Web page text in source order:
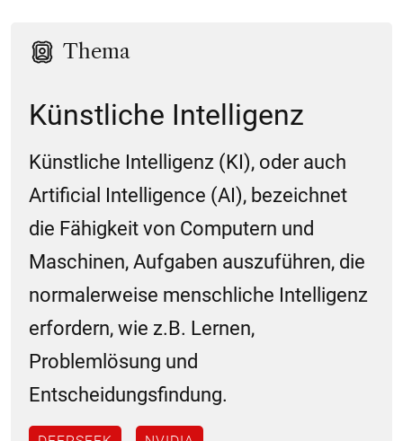
Thema
Künstliche Intelligenz
Künstliche Intelligenz (KI), oder auch
Artificial Intelligence (AI), bezeichnet
die Fähigkeit von Computern und
Maschinen, Aufgaben auszuführen, die
normalerweise menschliche Intelligenz
erfordern, wie z.B. Lernen,
Problemlösung und
Entscheidungsfindung.